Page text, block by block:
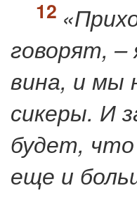
говорят, –
вина, и мы
сикеры. И
будет, что
еще и